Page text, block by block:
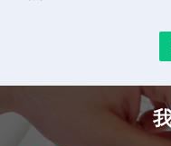
统、数字人直播平台、
统等多款企业应用软件
司技术实力雄厚，主要